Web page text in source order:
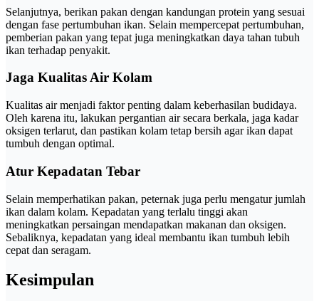
Selanjutnya, berikan pakan dengan kandungan protein yang sesuai
dengan fase pertumbuhan ikan. Selain mempercepat pertumbuhan,
pemberian pakan yang tepat juga meningkatkan daya tahan tubuh
ikan terhadap penyakit.
Jaga Kualitas Air Kolam
Kualitas air menjadi faktor penting dalam keberhasilan budidaya.
Oleh karena itu, lakukan pergantian air secara berkala, jaga kadar
oksigen terlarut, dan pastikan kolam tetap bersih agar ikan dapat
tumbuh dengan optimal.
Atur Kepadatan Tebar
Selain memperhatikan pakan, peternak juga perlu mengatur jumlah
ikan dalam kolam. Kepadatan yang terlalu tinggi akan
meningkatkan persaingan mendapatkan makanan dan oksigen.
Sebaliknya, kepadatan yang ideal membantu ikan tumbuh lebih
cepat dan seragam.
Kesimpulan